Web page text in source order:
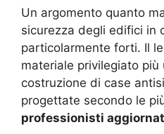
Un argomento quanto
sicurezza degli edifici in
particolarmente forti. Il
materiale privilegiato più
costruzione di case
progettate secondo le
professionisti